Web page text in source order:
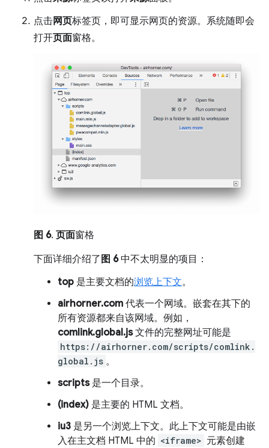
点击网页标签页，即可显示网页的资源。系统随即会
打开页面窗格。
图 6. 页面窗格
下面详细介绍了 图 6中不太明显的项目：
top 是主要文档的浏览上下文。
airhorner.com 代表一个网域。嵌套在其下的
所有资源都来自该网域。例如，
comlink.global.js文件的完整网址可能是
https://airhorner.com/scripts/comlink.
global.js 。
scripts是一个目录。
(index) 是主要的 HTML 文档。
iu3 是另一个浏览上下文。此上下文可能是由嵌
入在主文档 HTML 中的 <iframe> 元素创建